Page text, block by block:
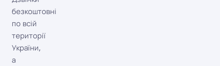
безкоштовні
по всій
території
України,
а